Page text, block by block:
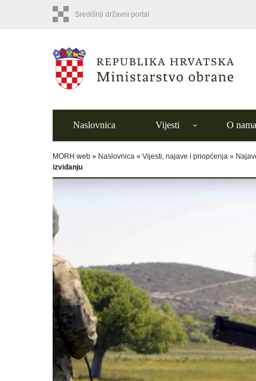
Središnji državni portal
Naslovnica Vijesti O nama
MORH web » Naslovnica » Vijesti, najave i priopćenja »
izviđanju